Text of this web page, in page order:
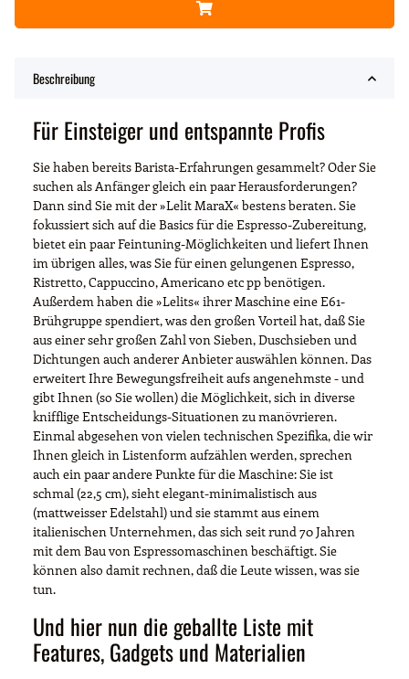
Beschreibung
Für Einsteiger und entspannte Profis
Sie haben bereits Barista-Erfahrungen gesammelt? Oder Sie
suchen als Anfänger gleich ein paar Herausforderungen?
Dann sind Sie mit der »Lelit MaraX« bestens beraten. Sie
fokussiert sich auf die Basics für die Espresso-Zubereitung,
bietet ein paar Feintuning-Möglichkeiten und liefert Ihnen
im übrigen alles, was Sie für einen gelungenen Espresso,
Ristretto, Cappuccino, Americano etc pp benötigen.
Außerdem haben die »Lelits« ihrer Maschine eine E61-
Brühgruppe spendiert, was den großen Vorteil hat, daß Sie
aus einer sehr großen Zahl von Sieben, Duschsieben und
Dichtungen auch anderer Anbieter auswählen können. Das
erweitert Ihre Bewegungsfreiheit aufs angenehmste - und
gibt Ihnen (so Sie wollen) die Möglichkeit, sich in diverse
knifflige Entscheidungs-Situationen zu manövrieren.
Einmal abgesehen von vielen technischen Spezifika, die wir
Ihnen gleich in Listenform aufzählen werden, sprechen
auch ein paar andere Punkte für die Maschine: Sie ist
schmal (22,5 cm), sieht elegant-minimalistisch aus
(mattweisser Edelstahl) und sie stammt aus einem
italienischen Unternehmen, das sich seit rund 70 Jahren
mit dem Bau von Espressomaschinen beschäftigt. Sie
können also damit rechnen, daß die Leute wissen, was sie
tun.
Und hier nun die geballte Liste mit
Features, Gadgets und Materialien